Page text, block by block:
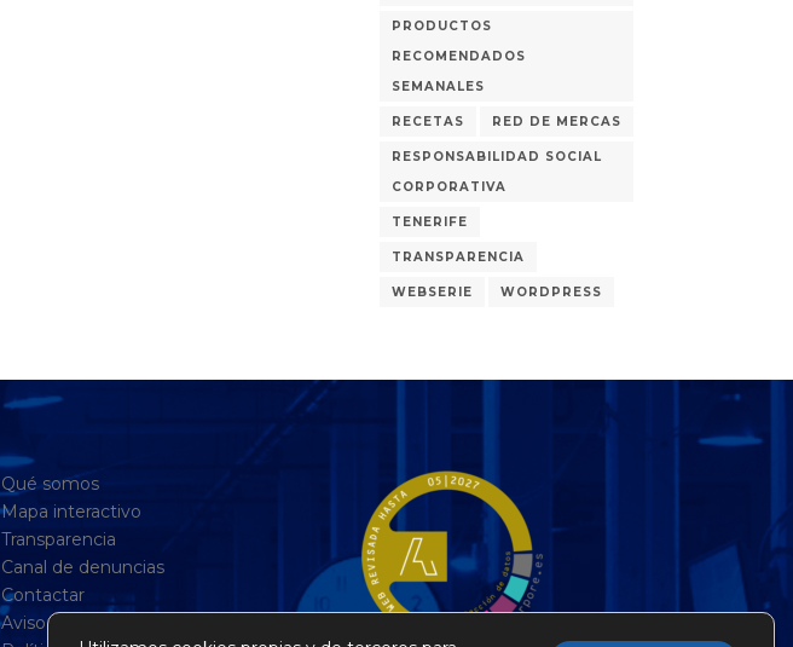
PRODUCTOS
RECOMENDADOS
SEMANALES
RECETAS RED DE MERCAS
RESPONSABILIDAD SOCIAL
CORPORATIVA
TENERIFE
TRANSPARENCIA
WEBSERIE WORDPRESS
Qué somos
Mapa interactivo
Transparencia
Canal de denuncias
Contactar
Aviso legal